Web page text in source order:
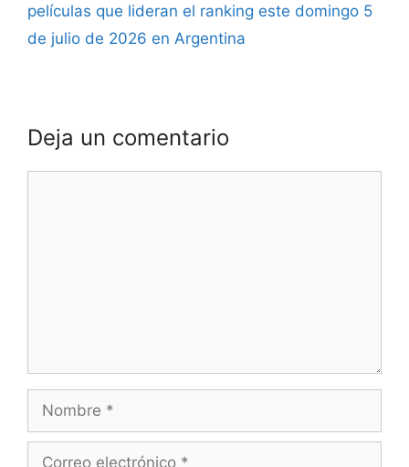
películas que lideran el ranking este domingo 5
de julio de 2026 en Argentina
Deja un comentario